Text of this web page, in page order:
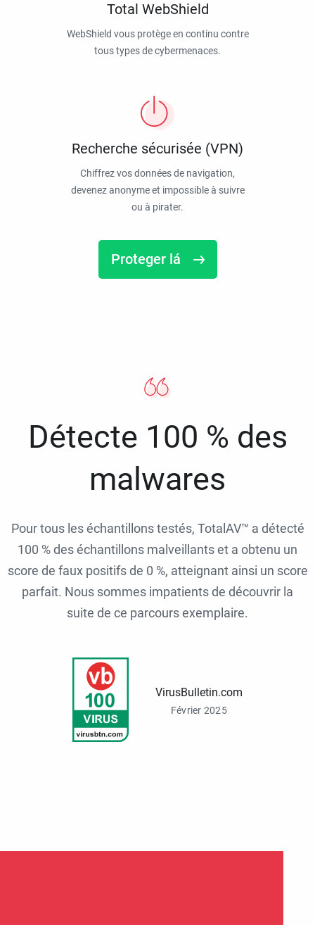
Total WebShield
WebShield vous protège en continu contre
tous types de cybermenaces.
Recherche sécurisée (VPN)
Chiffrez vos données de navigation,
devenez anonyme et impossible à suivre
ou à pirater.
Proteger lá
Détecte 100 % des
malwares
Pour tous les échantillons testés, TotalAV™ a détecté
100 % des échantillons malveillants et a obtenu un
score de faux positifs de 0 %, atteignant ainsi un score
parfait. Nous sommes impatients de découvrir la
suite de ce parcours exemplaire.
VirusBulletin.com
Février 2025